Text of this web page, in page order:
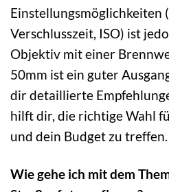
Einstellungsmöglichkeiten
Verschlusszeit, ISO) ist
Objektiv mit einer
50mm ist ein guter
dir detaillierte
hilft dir, die richtige Wahl
und dein Budget zu treffen.
Wie gehe ich mit dem